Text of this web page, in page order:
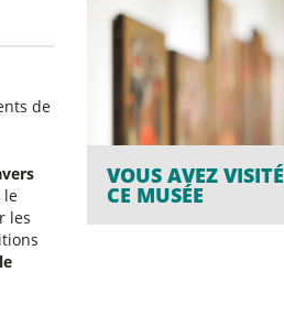
de
le
les
VOUS AVEZ VISITÉ
CE MUSÉE